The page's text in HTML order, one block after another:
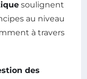
soulignent
au niveau
à travers
des